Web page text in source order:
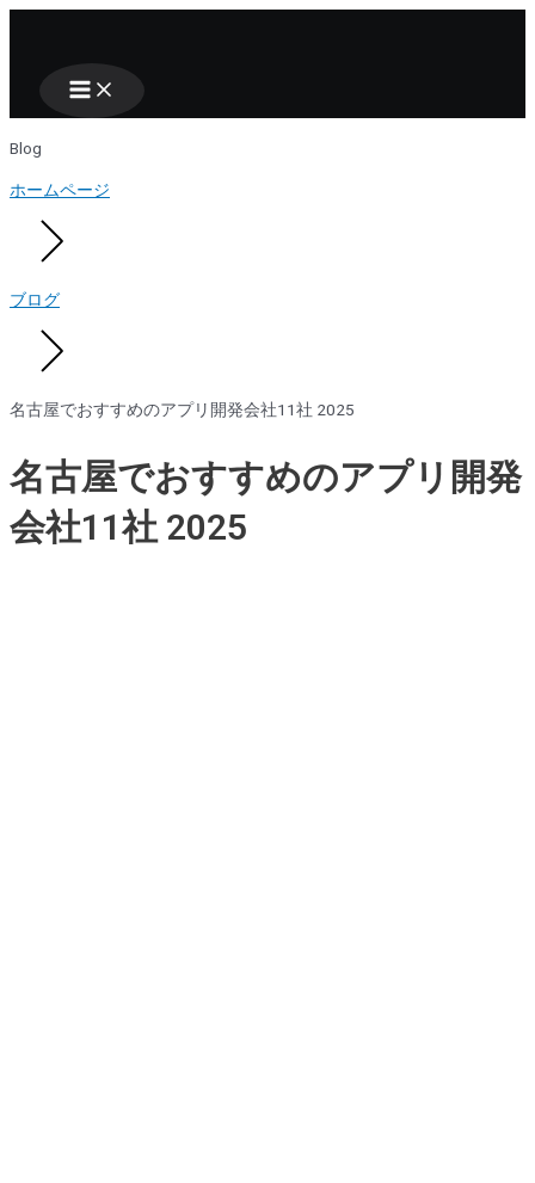
Nhảy
Main
Blog
ホームページ
ブログ
名古屋でおすすめのアプリ開発会社11社 2025
名古屋でおすすめのアプリ開発
会社11社 2025